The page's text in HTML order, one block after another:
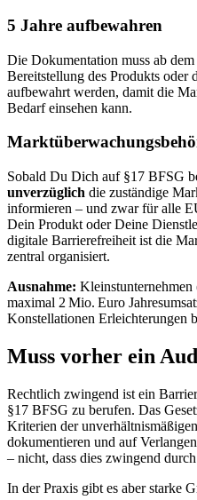
5 Jahre aufbewahren
Die Dokumentation muss ab
Bereitstellung des Produkts oder
aufbewahrt werden, damit die
Bedarf einsehen kann.
Sobald Du Dich auf §17 BFSG
unverzüglich die zuständige
informieren – und zwar für alle
Dein Produkt oder Deine
digitale Barrierefreiheit ist die
zentral organisiert.
Ausnahme:
maximal 2 Mio. Euro
Konstellationen Erleichterungen
Muss vorher ein
Rechtlich zwingend ist ein
§17 BFSG zu berufen. Das
Kriterien der
dokumentieren und auf
– nicht, dass dies zwingend
In der Praxis gibt es aber starke